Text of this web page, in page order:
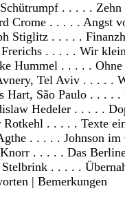
. . . . . Zehn
Crome . . . . . Angst
Stiglitz . . . . .
Frerichs . . . . . Wir
Hummel . . . . .
Tel Aviv . . . . .
Hart, São Paulo . . . . .
Hedeler . . . . .
Rotkehl . . . . . Texte
. . . . . Johnson im
. . . . . Das
. . . . .
| Bemerkungen